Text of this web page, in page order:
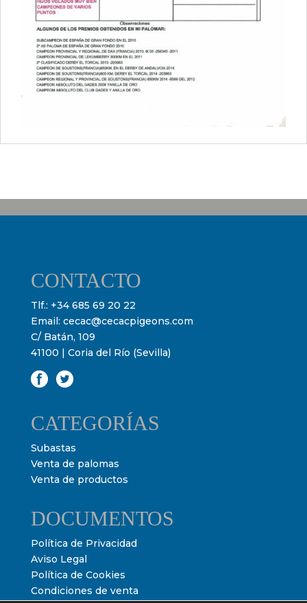
CONTACTO
Tlf.: +34 685 69 20 22
Email: cecac@cecacpigeons.com
C/ Batán, 109
41100 | Coria del Río (Sevilla)
CATEGORÍAS
Subastas
Venta de palomas
Venta de productos
DOCUMENTOS
Política de Privacidad
Aviso Legal
Política de Cookies
Condiciones de venta